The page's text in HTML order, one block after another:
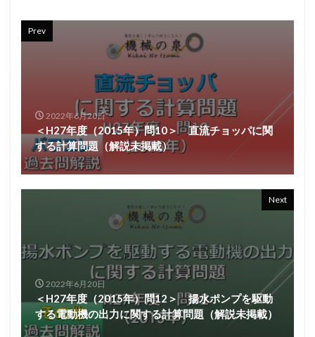
Prev
2022年6月20日
＜H27年度（2015年）問10＞ 直流チョッパに関
する計算問題（解説未掲載）
Next
2022年6月20日
＜H27年度（2015年）問12＞ 揚水ポンプを駆動
する電動機の出力に関する計算問題（解説未掲載）